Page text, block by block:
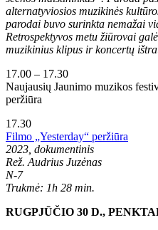
alternatyviosios muzikinės
parodai buvo surinkta nemažai
Retrospektyvos metu žiūrovai
muzikinius klipus ir koncertų
17.00 – 17.30
Naujausių Jaunimo muzikos
peržiūra
17.30
Filmo „Yesterday“ peržiūra
2023, dokumentinis
Rež. Audrius Juzėnas
N-7
Trukmė: 1h 28 min.
RUGPJŪČIO 30 D.,